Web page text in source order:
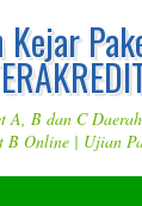
B dan C
B Online | Ujian